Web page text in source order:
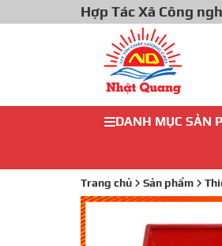
Hợp Tác Xã Công
DANH MỤC SẢN
Trang chủ Sản phẩm